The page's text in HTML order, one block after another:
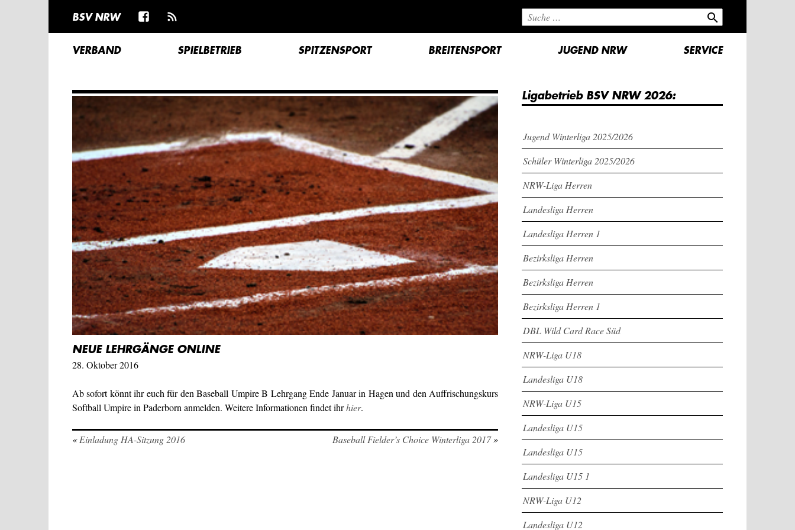
BSV NRW search
VERBAND SPIELBETRIEB SPITZENSPORT BREITENSPORT JUGEND NRW SERVICE
NEUE LEHRGÄNGE ONLINE
28. Oktober 2016
Ab sofort könnt ihr euch für den Baseball Umpire B Lehrgang Ende Januar in Hagen und den Auffrischungskurs
Softball Umpire in Paderborn anmelden. Weitere Informationen findet ihrhier.
«Einladung HA-Sitzung 2016 Baseball Fielder’s Choice Winterliga 2017»
Ligabetrieb BSV NRW 2026:
Jugend Winterliga 2025/2026
Schüler Winterliga 2025/2026
NRW-Liga Herren
Landesliga Herren
Landesliga Herren 1
Bezirksliga Herren
Bezirksliga Herren
Bezirksliga Herren 1
DBL Wild Card Race Süd
NRW-Liga U18
Landesliga U18
NRW-Liga U15
Landesliga U15
Landesliga U15
Landesliga U15 1
NRW-Liga U12
Landesliga U12